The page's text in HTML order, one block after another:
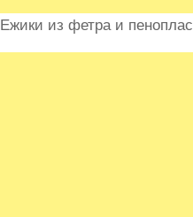
Ежики из фетра и